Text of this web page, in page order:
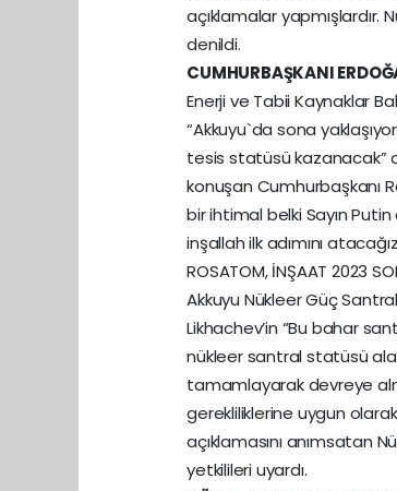
açıklamalar yapmışlardır.
denildi.
CUMHURBAŞKANI
Enerji ve Tabii Kaynaklar
“Akkuyu`da sona
tesis statüsü kazanacak”
konuşan Cumhurbaşkanı
bir ihtimal belki Sayın
inşallah ilk adımını
ROSATOM, İNŞAAT 2023
Akkuyu Nükleer Güç
Likhachev’in “Bu bahar
nükleer santral statüsü
tamamlayarak devreye
gerekliliklerine uygun
açıklamasını anımsatan
yetkilileri uyardı.